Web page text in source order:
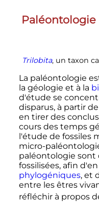
Paléontologie
Trilobita, un taxon
La paléontologie
la géologie et à la
d'étude se
disparus, à partir
en tirer des
cours des temps
l'étude de fossiles
micro-
paléontologie sont
fossilisées, afin
phylogéniques, et
entre les êtres
réfléchir à propos